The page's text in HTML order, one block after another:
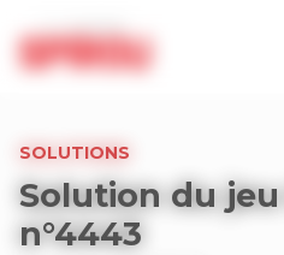
SOLUTIONS
Solution du
n°4443